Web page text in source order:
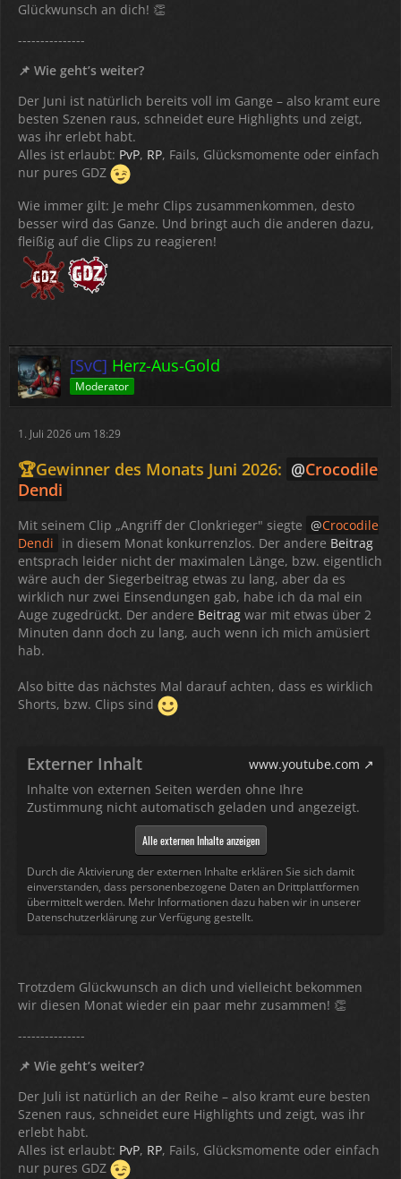
Glückwunsch an dich! 👏
---------------
📌 Wie geht’s weiter?
Der Juni ist natürlich bereits voll im Gange – also kramt eure
besten Szenen raus, schneidet eure Highlights und zeigt,
was ihr erlebt habt.
Alles ist erlaubt: PvP, RP, Fails, Glücksmomente oder einfach
nur pures GDZ
Wie immer gilt: Je mehr Clips zusammenkommen, desto
besser wird das Ganze. Und bringt auch die anderen dazu,
fleißig auf die Clips zu reagieren!
[SvC] Herz-Aus-Gold
Moderator
1. Juli 2026 um 18:29
🏆Gewinner des Monats Juni 2026:
Crocodile
Dendi
Mit seinem Clip „Angriff der Clonkrieger" siegte
Crocodile
Dendi in diesem Monat konkurrenzlos. Der andere Beitrag
entsprach leider nicht der maximalen Länge, bzw. eigentlich
wäre auch der Siegerbeitrag etwas zu lang, aber da es
wirklich nur zwei Einsendungen gab, habe ich da mal ein
Auge zugedrückt. Der andere Beitrag war mit etwas über 2
Minuten dann doch zu lang, auch wenn ich mich amüsiert
hab.
Also bitte das nächstes Mal darauf achten, dass es wirklich
Shorts, bzw. Clips sind
Externer Inhalt
www.youtube.com
Inhalte von externen Seiten werden ohne Ihre
Zustimmung nicht automatisch geladen und angezeigt.
Alle externen Inhalte anzeigen
Durch die Aktivierung der externen Inhalte erklären Sie sich damit
einverstanden, dass personenbezogene Daten an Drittplattformen
übermittelt werden. Mehr Informationen dazu haben wir in unserer
Datenschutzerklärung zur Verfügung gestellt.
Trotzdem Glückwunsch an dich und vielleicht bekommen
wir diesen Monat wieder ein paar mehr zusammen! 👏
---------------
📌 Wie geht’s weiter?
Der Juli ist natürlich an der Reihe – also kramt eure besten
Szenen raus, schneidet eure Highlights und zeigt, was ihr
erlebt habt.
Alles ist erlaubt: PvP, RP, Fails, Glücksmomente oder einfach
nur pures GDZ